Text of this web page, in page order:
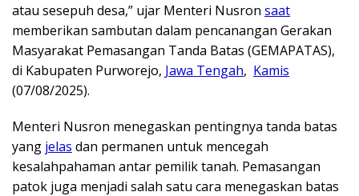
atau sesepuh desa,” ujar Menteri Nusron saat
memberikan sambutan dalam pencanangan Gerakan
Masyarakat Pemasangan Tanda Batas (GEMAPATAS),
di Kabupaten Purworejo, Jawa Tengah, Kamis
(07/08/2025).
Menteri Nusron menegaskan pentingnya tanda batas
yang jelas dan permanen untuk mencegah
kesalahpahaman antar pemilik tanah. Pemasangan
patok juga menjadi salah satu cara menegaskan batas